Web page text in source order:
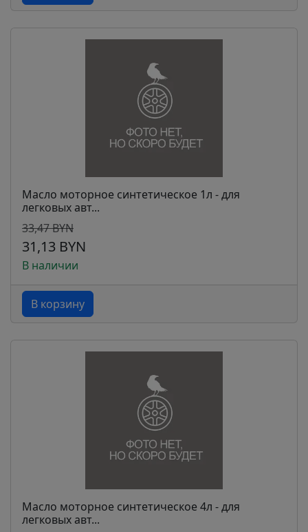
Масло моторное синтетическое 1л - для
легковых авт...
33,47 BYN
31,13 BYN
В наличии
В корзину
Масло моторное синтетическое 4л - для
легковых авт...